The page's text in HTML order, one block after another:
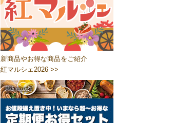
新商品やお得な商品をご紹介
紅マルシェ2026 >>